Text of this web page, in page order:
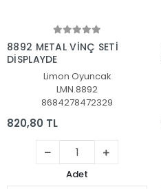
Sepete Ekle
8892 METAL VİNÇ SETİ
DİSPLAYDE
Limon Oyuncak
LMN.8892
8684278472329
820,80 TL
Adet